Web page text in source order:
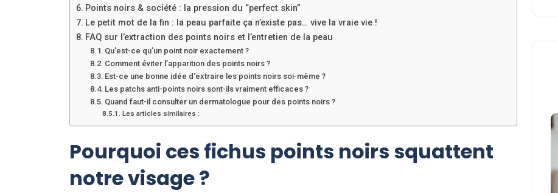
Points noirs & société : la pression du “perfect skin”
Le petit mot de la fin : la peau parfaite ça n’existe pas… vive la vraie vie !
FAQ sur l’extraction des points noirs et l’entretien de la peau
Qu’est-ce qu’un point noir exactement ?
Comment éviter l’apparition des points noirs ?
Est-ce une bonne idée d’extraire les points noirs soi-même ?
Les patchs anti-points noirs sont-ils vraiment efficaces ?
Quand faut-il consulter un dermatologue pour des points noirs ?
Les articles similaires :
Pourquoi ces fichus points noirs squattent
notre visage ?